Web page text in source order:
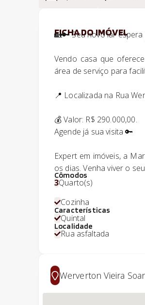
FICHA DO IMÓVEL
🏡🔑 Seu novo lar
Vendo casa que
área de serviço para
📍 Localizada na Rua
💰 Valor: R$ 290.000,00.
Agende já sua visita 🔑
Expert em imóveis, a
os dias. Venha viver o seu
Cômodos
3Quarto(s)
Cozinha
Características
Quintal
Localidade
Rua asfaltada
Werverton Vieira